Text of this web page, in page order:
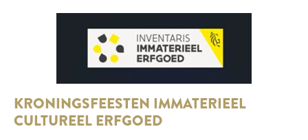
KRONINGSFEESTEN IMMATERIEEL
CULTUREEL ERFGOED